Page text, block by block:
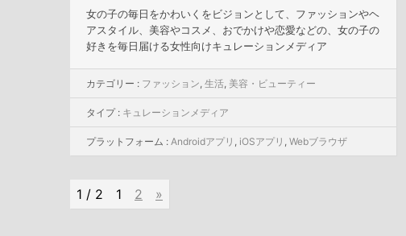
女の子の毎日をかわいくをビジョンとして、ファッションやヘ
アスタイル、美容やコスメ、おでかけや恋愛などの、女の子の
好きを毎日届ける女性向けキュレーションメディア
カテゴリー : ファッション, 生活, 美容・ビューティー
タイプ : キュレーションメディア
プラットフォーム : Androidアプリ , iOSアプリ , Webブラウザ
1 / 2 1 2 »